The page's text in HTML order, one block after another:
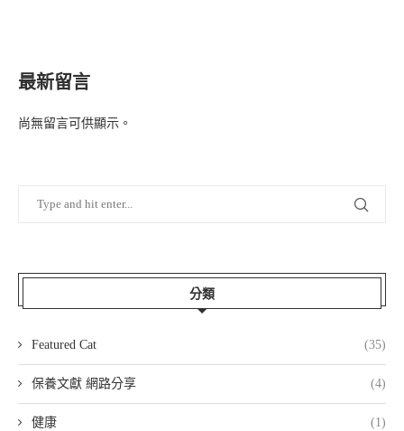
最新留言
尚無留言可供顯示。
分類
Featured Cat (35)
保養文獻 網路分享 (4)
健康 (1)